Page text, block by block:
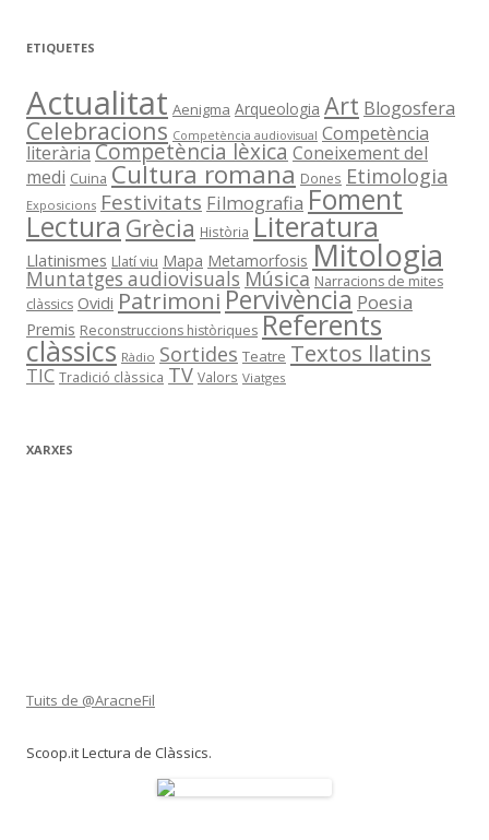
ETIQUETES
Actualitat Aenigma Arqueologia Art Blogosfera
Celebracions Competència audiovisual Competència
literària Competència lèxicaConeixement del
medi Cuina Cultura romana Dones Etimologia
Exposicions Festivitats Filmografia Foment
Lectura Grècia Història Literatura
Llatinismes Llatí viu Mapa Metamorfosis Mitologia
Muntatges audiovisuals Música Narracions de mites
clàssics Ovidi PatrimoniPervivència Poesia
Premis Reconstruccions històriques Referents
clàssics Ràdio Sortides Teatre Textos llatins
TIC Tradició clàssica TV Valors Viatges
XARXES
Tuits de @AracneFil
Scoop.it Lectura de Clàssics.